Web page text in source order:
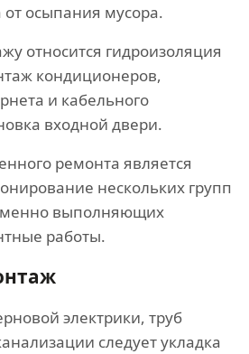
от осыпания мусора.
относится гидроизоляция
кондиционеров,
и кабельного
входной двери.
ремонта является
нескольких групп
выполняющих
работы.
электрики, труб
следует укладка